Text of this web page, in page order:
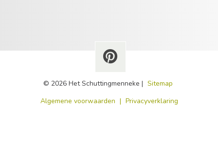
© 2026 Het Schuttingmenneke | Sitemap
​Algemene voorwaarden | Privacyverklaring